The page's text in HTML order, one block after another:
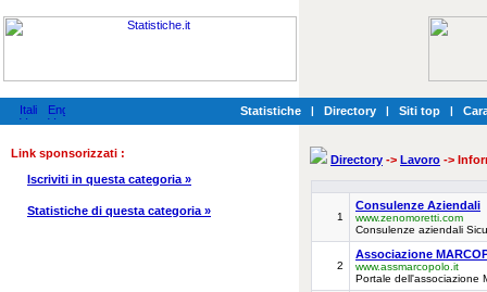
Statistiche | Directory | Siti top |
Link sponsorizzati :
Iscriviti in questa categoria »
Statistiche di questa categoria »
Directory -> Lavoro ->
1
Consulenze Aziendali
www.zenomoretti.com
Consulenze aziendali
2
Associazione
www.assmarcopolo.it
Portale dell'associazione